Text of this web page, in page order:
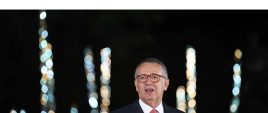
avisos:uma reforma desta dimensão "deve ter
como primeiro critério a proteção das pessoas"
e "nenhum processo de simplificação pode
traduzir-se numa diminuição da proteção
social".